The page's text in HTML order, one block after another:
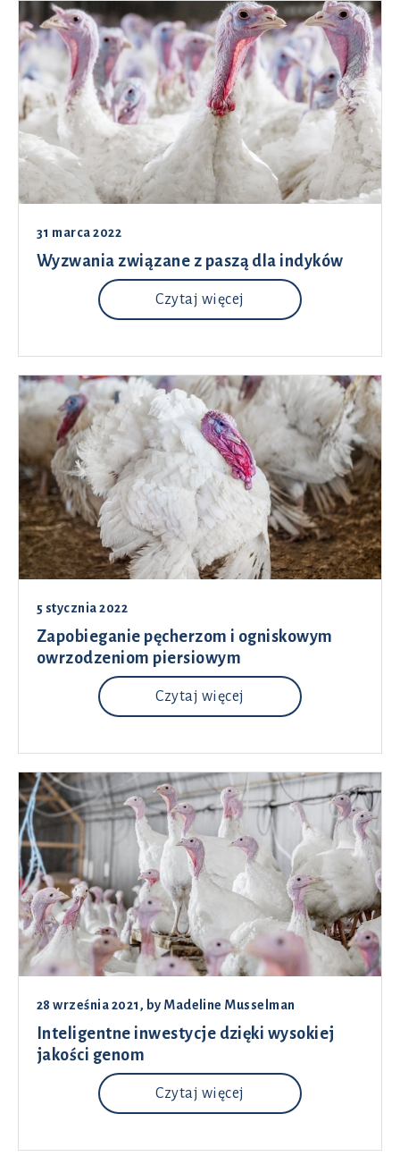
31 marca 2022
Wyzwania związane z paszą dla indyków
Czytaj więcej
5 stycznia 2022
Zapobieganie pęcherzom i ogniskowym
owrzodzeniom piersiowym
Czytaj więcej
28 września 2021, by Madeline Musselman
Inteligentne inwestycje dzięki wysokiej
jakości genom
Czytaj więcej